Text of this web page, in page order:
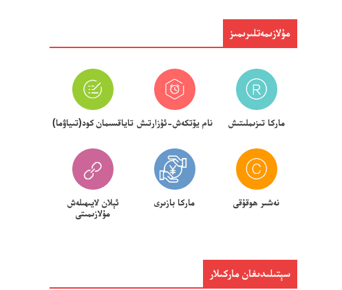
مۇلازىمەتلىرىمىز
ماركا تىزىملىتىش نام يۆتكەش-ئۇزارتىش تاياقسىمان كود(تىياۋما)
نەشىر ھوقۇقى ماركا بازىرى
ئېلان لايىھىلەش
مۇلازىمىتى
سېتىلىدىغان ماركىلار